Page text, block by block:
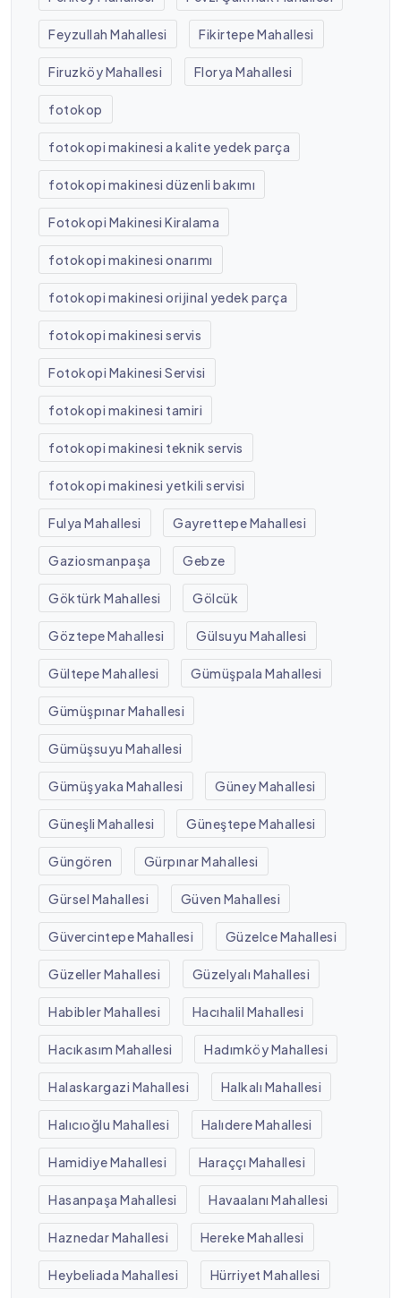
Feyzullah Mahallesi Fikirtepe Mahallesi
Firuzköy Mahallesi Florya Mahallesi
fotokop
fotokopi makinesi a kalite yedek parça
fotokopi makinesi düzenli bakımı
Fotokopi Makinesi Kiralama
fotokopi makinesi onarımı
fotokopi makinesi orijinal yedek parça
fotokopi makinesi servis
Fotokopi Makinesi Servisi
fotokopi makinesi tamiri
fotokopi makinesi teknik servis
fotokopi makinesi yetkili servisi
Fulya Mahallesi Gayrettepe Mahallesi
Gaziosmanpaşa Gebze
Göktürk Mahallesi Gölcük
Göztepe Mahallesi Gülsuyu Mahallesi
Gültepe Mahallesi Gümüşpala Mahallesi
Gümüşpınar Mahallesi
Gümüşsuyu Mahallesi
Gümüşyaka Mahallesi Güney Mahallesi
Güneşli Mahallesi Güneştepe Mahallesi
Güngören Gürpınar Mahallesi
Gürsel Mahallesi Güven Mahallesi
Güvercintepe Mahallesi Güzelce Mahallesi
Güzeller Mahallesi Güzelyalı Mahallesi
Habibler Mahallesi Hacıhalil Mahallesi
Hacıkasım Mahallesi Hadımköy Mahallesi
Halaskargazi Mahallesi Halkalı Mahallesi
Halıcıoğlu Mahallesi Halıdere Mahallesi
Hamidiye Mahallesi Haraççı Mahallesi
Hasanpaşa Mahallesi Havaalanı Mahallesi
Haznedar Mahallesi Hereke Mahallesi
Heybeliada Mahallesi Hürriyet Mahallesi